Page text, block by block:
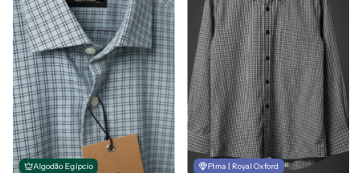
Algodão Egípcio Pima | Royal Oxford